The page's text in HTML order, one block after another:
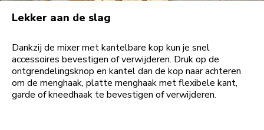
Lekker aan de slag
Dankzij de mixer met kantelbare kop kun je snel
accessoires bevestigen of verwijderen. Druk op de
ontgrendelingsknop en kantel dan de kop naar achteren
om de menghaak, platte menghaak met flexibele kant,
garde of kneedhaak te bevestigen of verwijderen.